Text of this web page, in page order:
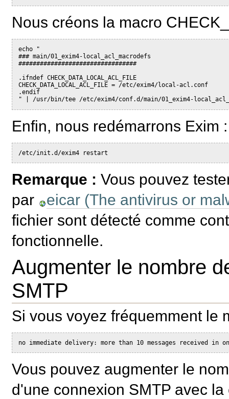
Nous créons la macro
echo "
### main/01_exim4-local_acl_macrodefs
#################################
.ifndef CHECK_DATA_LOCAL_ACL_FILE
CHECK_DATA_LOCAL_ACL_FILE = /etc/exim4/local-acl.conf
.endif
" | /usr/bin/tee /etc/exim4/conf.d/main/01_exim4-
Enfin, nous redémarrons Exim :
/etc/init.d/exim4 restart
Remarque :Vous pouvez
par
eicar (The antivirus or
fichier sont détecté comme
fonctionnelle.
Augmenter le nombre
SMTP
Si vous voyez fréquemment le
no immediate delivery: more than 10 messages received in
Vous pouvez augmenter le
d'une connexion SMTP avec